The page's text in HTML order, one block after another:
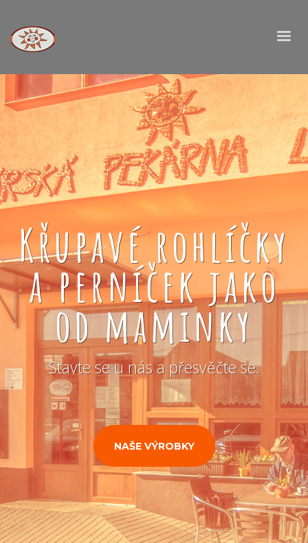
Křupavé rohlíčky
a perníček jako
od maminky
Stavte se u nás a přesvěčte se.
NAŠE VÝROBKY